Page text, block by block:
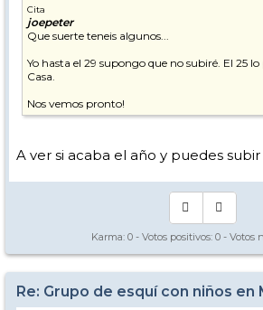
Cita
joepeter
Que suerte teneis algunos...
Yo hasta el 29 supongo que no subiré. El 25
Casa.
Nos vemos pronto!
A ver si acaba el año y puedes
Karma: 0 - Votos positivos: 0 - Votos
Re: Grupo de esquí con niños en